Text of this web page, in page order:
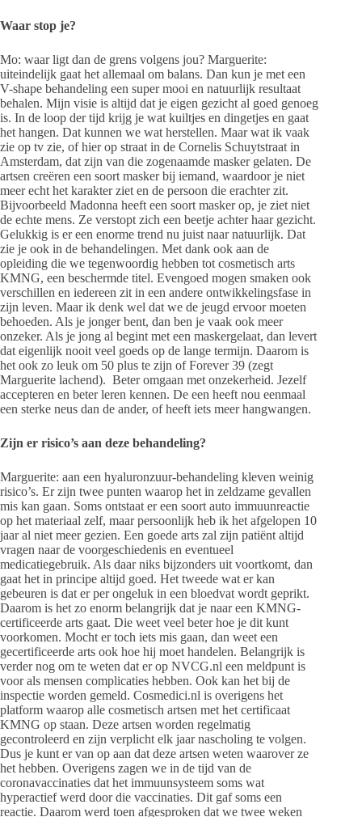
Waar stop je?
Mo: waar ligt dan de grens volgens jou? Marguerite:
uiteindelijk gaat het allemaal om balans. Dan kun je met een
V-shape behandeling een super mooi en natuurlijk resultaat
behalen. Mijn visie is altijd dat je eigen gezicht al goed genoeg
is. In de loop der tijd krijg je wat kuiltjes en dingetjes en gaat
het hangen. Dat kunnen we wat herstellen. Maar wat ik vaak
zie op tv zie, of hier op straat in de Cornelis Schuytstraat in
Amsterdam, dat zijn van die zogenaamde masker gelaten. De
artsen creëren een soort masker bij iemand, waardoor je niet
meer echt het karakter ziet en de persoon die erachter zit.
Bijvoorbeeld Madonna heeft een soort masker op, je ziet niet
de echte mens. Ze verstopt zich een beetje achter haar gezicht.
Gelukkig is er een enorme trend nu juist naar natuurlijk. Dat
zie je ook in de behandelingen. Met dank ook aan de
opleiding die we tegenwoordig hebben tot cosmetisch arts
KMNG, een beschermde titel. Evengoed mogen smaken ook
verschillen en iedereen zit in een andere ontwikkelingsfase in
zijn leven. Maar ik denk wel dat we de jeugd ervoor moeten
behoeden. Als je jonger bent, dan ben je vaak ook meer
onzeker. Als je jong al begint met een maskergelaat, dan levert
dat eigenlijk nooit veel goeds op de lange termijn. Daarom is
het ook zo leuk om 50 plus te zijn of Forever 39 (zegt
Marguerite lachend). Beter omgaan met onzekerheid. Jezelf
accepteren en beter leren kennen. De een heeft nou eenmaal
een sterke neus dan de ander, of heeft iets meer hangwangen.
Zijn er risico’s aan deze behandeling?
Marguerite: aan een hyaluronzuur-behandeling kleven weinig
risico’s. Er zijn twee punten waarop het in zeldzame gevallen
mis kan gaan. Soms ontstaat er een soort auto immuunreactie
op het materiaal zelf, maar persoonlijk heb ik het afgelopen 10
jaar al niet meer gezien. Een goede arts zal zijn patiënt altijd
vragen naar de voorgeschiedenis en eventueel
medicatiegebruik. Als daar niks bijzonders uit voortkomt, dan
gaat het in principe altijd goed. Het tweede wat er kan
gebeuren is dat er per ongeluk in een bloedvat wordt geprikt.
Daarom is het zo enorm belangrijk dat je naar een KMNG-
certificeerde arts gaat. Die weet veel beter hoe je dit kunt
voorkomen. Mocht er toch iets mis gaan, dan weet een
gecertificeerde arts ook hoe hij moet handelen. Belangrijk is
verder nog om te weten dat er op NVCG.nl een meldpunt is
voor als mensen complicaties hebben. Ook kan het bij de
inspectie worden gemeld. Cosmedici.nl is overigens het
platform waarop alle cosmetisch artsen met het certificaat
KMNG op staan. Deze artsen worden regelmatig
gecontroleerd en zijn verplicht elk jaar nascholing te volgen.
Dus je kunt er van op aan dat deze artsen weten waarover ze
het hebben. Overigens zagen we in de tijd van de
coronavaccinaties dat het immuunsysteem soms wat
hyperactief werd door die vaccinaties. Dit gaf soms een
reactie. Daarom werd toen afgesproken dat we twee weken